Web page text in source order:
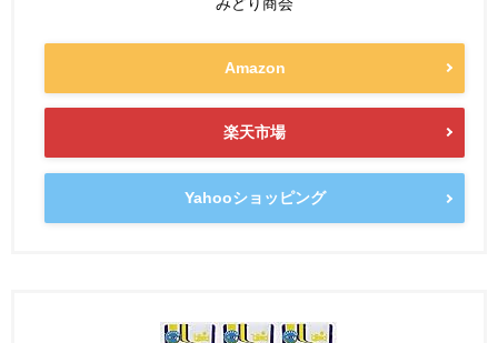
Amazon
楽天市場
Yahooショッピング